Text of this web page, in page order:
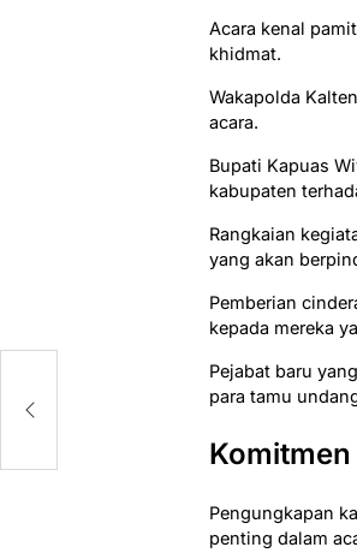
Acara kenal
khidmat.
Wakapolda
acara.
Bupati Kapuas
kabupaten
Rangkaian
yang akan
Pemberian
kepada mereka
Pejabat baru
para tamu
Pengungkapan
penting dalam